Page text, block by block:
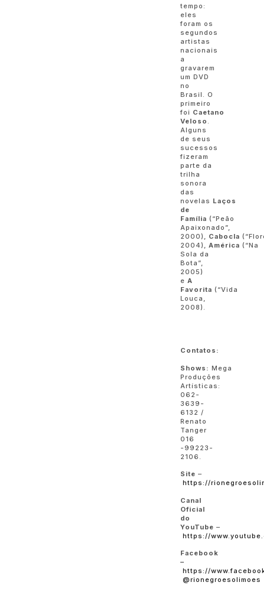
tempo:
eles
foram os
segundos
artistas
nacionais
a
gravarem
um DVD
no
Brasil. O
primeiro
foi Caetano
Veloso
Alguns
de seus
sucessos
fizeram
parte da
trilha
sonora
das
novelas Laços
de
Família (“Peão
Apaixonado”,
2000), Cabocla
2004), América (“Na
Sola da
Bota”,
2005)
e A
Favorita (“Vida
Louca,
2008).
Contatos:
Shows: Mega
Produções
Artísticas:
062-
3639-
6132 /
Renato
Tanger
016
-99223-
2106.
Site –
https://
Canal
Oficial
do
YouTube –
https://
Facebook
–
https://
@rionegroesolimoes